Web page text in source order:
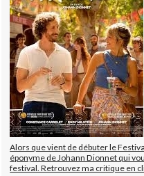
Alors que vient de débuter le
éponyme de Johann Dionnet qui
festival. Retrouvez ma critique en